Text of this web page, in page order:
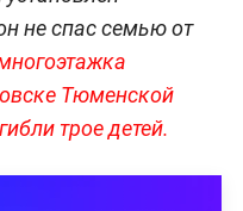
не спас семью от
Тюменской
трое детей.